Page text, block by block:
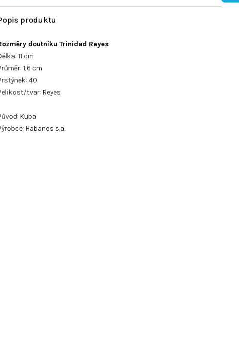
doutníku Trinidad Reyes
11 cm
1,6 cm
40
tvar: Reyes
Kuba
Habanos s.a.